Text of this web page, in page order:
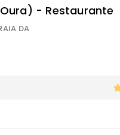
- Restaurante
DA